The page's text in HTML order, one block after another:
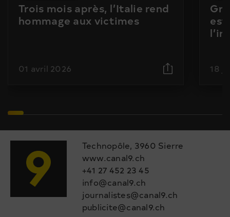
Trois mois après, l’Italie rend
hommage aux victimes
01 avril 2026
est
18
Technopôle, 3960 Sierre
www.canal9.ch
+41 27 452 23 45
info@canal9.ch
journalistes@canal9.ch
publicite@canal9.ch